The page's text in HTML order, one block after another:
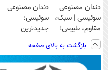
دندان مصنوعی
سوئیسی | سبک،
مقاوم، طبیعی!
ویزیت
رایگان+پرداخت
اقساطی😍
دندان مصنوعی
سوئیسی:
جدیدترین
سبک و مقاوم |
پرداخت قسطی
بازگشت به بالای صفحه